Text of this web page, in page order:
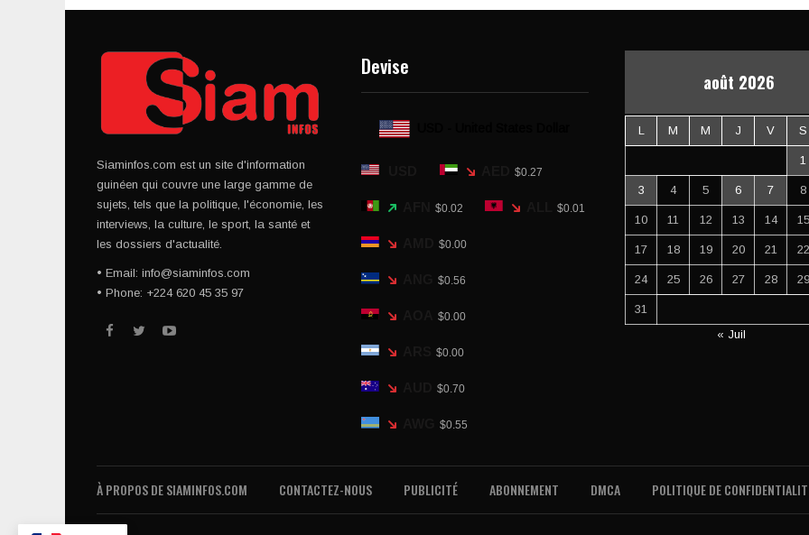
Siaminfos.com est un site d'information
guinéen qui couvre une large gamme de
sujets, tels que la politique, l'économie, les
interviews, la culture, le sport, la santé et
les dossiers d'actualité.
• Email: info@siaminfos.com
• Phone: +224 620 45 35 97
Devise
$0.27
$0.02 $0.01
$0.00
$0.56
$0.00
$0.00
$0.70
$0.55
août 2026
L M M J V S
1
3 4 5 6 7 8
10 11 12 13 14 15
17 18 19 20 21 22
24 25 26 27 28 29
31
« Juil
À PROPOS DE SIAMINFOS.COM CONTACTEZ-NOUS PUBLICITÉ ABONNEMENT DMCA POLITIQUE DE